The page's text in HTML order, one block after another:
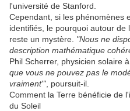
l'université de Stanford.
Cependant, si les phénomènes
identifiés, le pourquoi autour
reste un mystère. "Nous ne
description mathématique
Phil Scherrer, physicien solaire
que vous ne pouvez pas le
vraiment"' , poursuit-il.
Comment la Terre bénéficie de
du Soleil